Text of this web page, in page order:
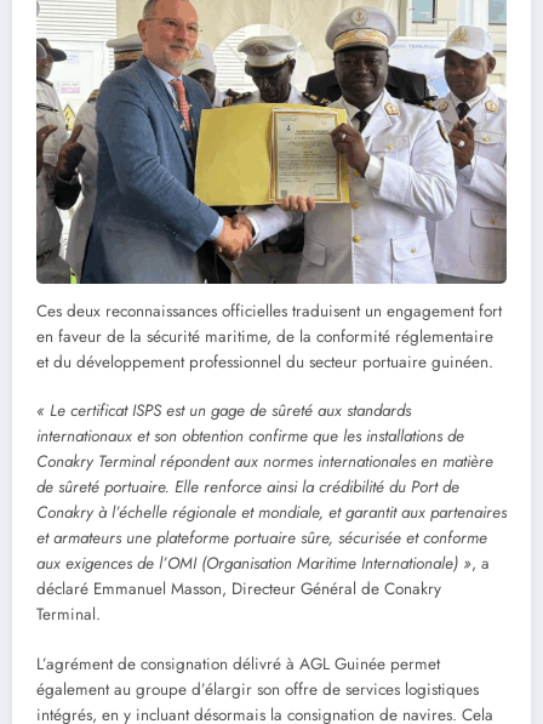
Ces deux reconnaissances officielles traduisent un engagement fort
en faveur de la sécurité maritime, de la conformité réglementaire
et du développement professionnel du secteur portuaire guinéen.
« Le certificat ISPS est un gage de sûreté aux standards
internationaux et son obtention confirme que les installations de
Conakry Terminal répondent aux normes internationales en matière
de sûreté portuaire. Elle renforce ainsi la crédibilité du Port de
Conakry à l’échelle régionale et mondiale, et garantit aux partenaires
et armateurs une plateforme portuaire sûre, sécurisée et conforme
aux exigences de l’OMI (Organisation Maritime Internationale) », a
déclaré Emmanuel Masson, Directeur Général de Conakry
Terminal.
L’agrément de consignation délivré à AGL Guinée permet
également au groupe d’élargir son offre de services logistiques
intégrés, en y incluant désormais la consignation de navires. Cela